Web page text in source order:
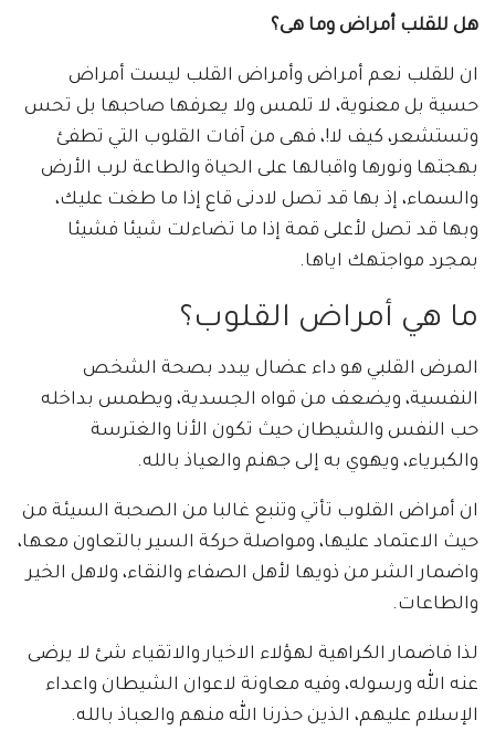
هل للقلب أمراض وما هى؟
ان للقلب نعم أمراض وأمراض القلب ليست أمراض
حسية بل معنوية، لا تلمس ولا يعرفها صاحبها بل تحس
وتستشعر، كيف لا!، فهى من آفات القلوب التي تطفئ
بهجتها ونورها واقبالها على الحياة والطاعة لرب الأرض
والسماء، إذ بها قد تصل لادنى قاع إذا ما طغت عليك،
وبها قد تصل لأعلى قمة إذا ما تضاءلت شيئا فشيئا
بمجرد مواجتهك اياها.
ما هي أمراض القلوب؟
المرض القلبي هو داء عضال يبدد بصحة الشخص
النفسية، ويضعف من قواه الجسدية، ويطمس بداخله
حب النفس والشيطان حيث تكون الأنا والغترسة
والكبرياء، ويهوي به إلى جهنم والعياذ بالله.
ان أمراض القلوب تأتي وتنبع غالبا من الصحبة السيئة من
حيث الاعتماد عليها، ومواصلة حركة السير بالتعاون معها،
واضمار الشر من ذويها لأهل الصفاء والنقاء، ولاهل الخير
والطاعات.
لذا فاضمار الكراهية لهؤلاء الاخيار والاتقياء شئ لا يرضى
عنه الله ورسوله، وفيه معاونة لاعوان الشيطان واعداء
الإسلام عليهم، الذين حذرنا الله منهم والعباذ بالله.